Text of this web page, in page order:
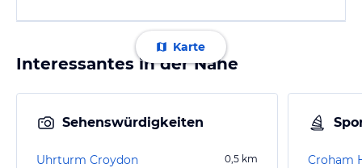
Karte
Interessantes in der Nähe
Sehenswürdigkeiten
Uhrturm Croydon 0,5 km Croham